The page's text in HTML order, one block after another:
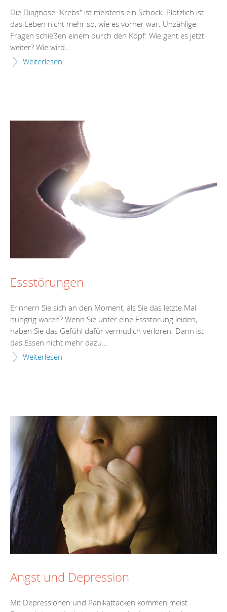
Die Diagnose "Krebs" ist meistens ein Schock. Plötzlich ist
das Leben nicht mehr so, wie es vorher war. Unzählige
Fragen schießen einem durch den Kopf: Wie geht es jetzt
weiter? Wie wird...
Weiterlesen
Essstörungen
Erinnern Sie sich an den Moment, als Sie das letzte Mal
hungrig waren? Wenn Sie unter eine Essstörung leiden,
haben Sie das Gefühl dafür vermutlich verloren. Dann ist
das Essen nicht mehr dazu...
Weiterlesen
Angst und Depression
Mit Depressionen und Panikattacken kommen meist